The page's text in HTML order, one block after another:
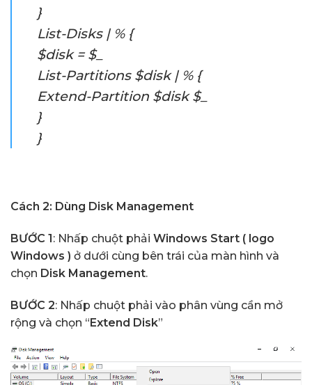
}
List-Disks | % {
$disk = $_
List-Partitions $disk | % {
Extend-Partition $disk $_
}
}
Cách 2: Dùng Disk Management
BƯỚC 1: Nhấp chuột phải Windows Start ( logo
Windows ) ở dưới cùng bên trái của màn hình và
chọn Disk Management.
BƯỚC 2: Nhấp chuột phải vào phân vùng cần mở
rộng và chọn “Extend Disk”